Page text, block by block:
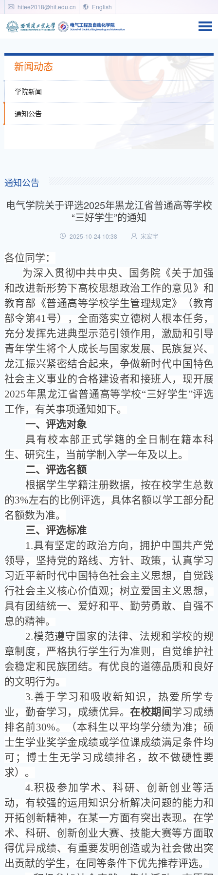
hitee2018@hit.edu.cn English
新闻动态
学院新闻
通知公告
通知公告
电气学院关于评选2025年黑龙江省普通高等学校
“三好学生”的通知
2025-10-24 10:38 宋宏宇
各位同学：
为深入贯彻中共中央、国务院《关于加强
和改进新形势下高校思想政治工作的意见》和
教育部《普通高等学校学生管理规定》（教育
部令第41号），全面落实立德树人根本任务，
充分发挥先进典型示范引领作用，激励和引导
青年学生将个人成长与国家发展、民族复兴、
龙江振兴紧密结合起来，争做新时代中国特色
社会主义事业的合格建设者和接班人，现开展
2025年黑龙江省普通高等学校“三好学生”评选
工作，有关事项通知如下。
一、评选对象
具有校本部正式学籍的全日制在籍本科
生、研究生，当前学制入学一年及以上。
二、评选名额
根据学生学籍注册数据，按在校学生总数
的3%左右的比例评选，具体名额以学工部分配
名额数为准。
三、评选标准
1.具有坚定的政治方向，拥护中国共产党
领导，坚持党的路线、方针、政策，认真学习
习近平新时代中国特色社会主义思想，自觉践
行社会主义核心价值观；树立爱国主义思想，
具有团结统一、爱好和平、勤劳勇敢、自强不
息的精神。
2.模范遵守国家的法律、法规和学校的规
章制度，严格执行学生行为准则，自觉维护社
会稳定和民族团结。有优良的道德品质和良好
的文明行为。
3.善于学习和吸收新知识，热爱所学专
业，勤奋学习，成绩优异。在校期间学习成绩
排名前30%。（本科生以平均学分绩为准； 硕
士生学业奖学金成绩或学位课成绩满足条件均
可 ； 博士生无学习成绩排名，故不做硬性要
求）。
4.积极参加学术、科研、创新创业等活
动，有较强的运用知识分析解决问题的能力和
开拓创新精神，在某一方面有突出表现。在学
术、科研、创新创业大赛、技能大赛等方面取
得优异成绩、有重要发明创造或为社会做出突
出贡献的学生，在同等条件下优先推荐评选。